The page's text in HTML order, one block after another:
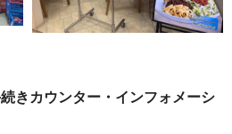
きカウンター・インフォメーシ